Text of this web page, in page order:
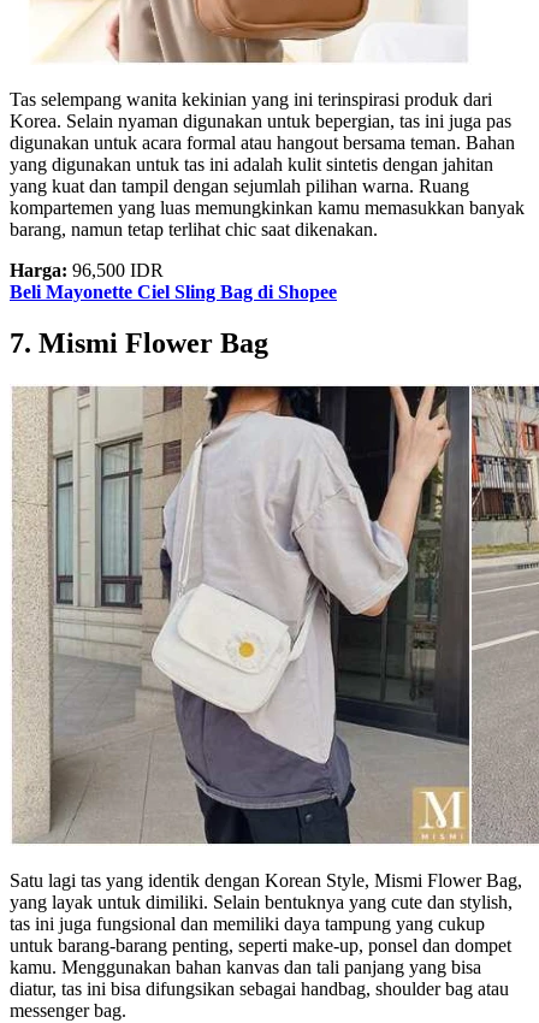
Tas selempang wanita kekinian yang ini terinspirasi produk dari
Korea. Selain nyaman digunakan untuk bepergian, tas ini juga pas
digunakan untuk acara formal atau hangout bersama teman. Bahan
yang digunakan untuk tas ini adalah kulit sintetis dengan jahitan
yang kuat dan tampil dengan sejumlah pilihan warna. Ruang
kompartemen yang luas memungkinkan kamu memasukkan banyak
barang, namun tetap terlihat chic saat dikenakan.
Harga: 96,500 IDR
Beli Mayonette Ciel Sling Bag di Shopee
7. Mismi Flower Bag
Satu lagi tas yang identik dengan Korean Style, Mismi Flower Bag,
yang layak untuk dimiliki. Selain bentuknya yang cute dan stylish,
tas ini juga fungsional dan memiliki daya tampung yang cukup
untuk barang-barang penting, seperti make-up, ponsel dan dompet
kamu. Menggunakan bahan kanvas dan tali panjang yang bisa
diatur, tas ini bisa difungsikan sebagai handbag, shoulder bag atau
messenger bag.